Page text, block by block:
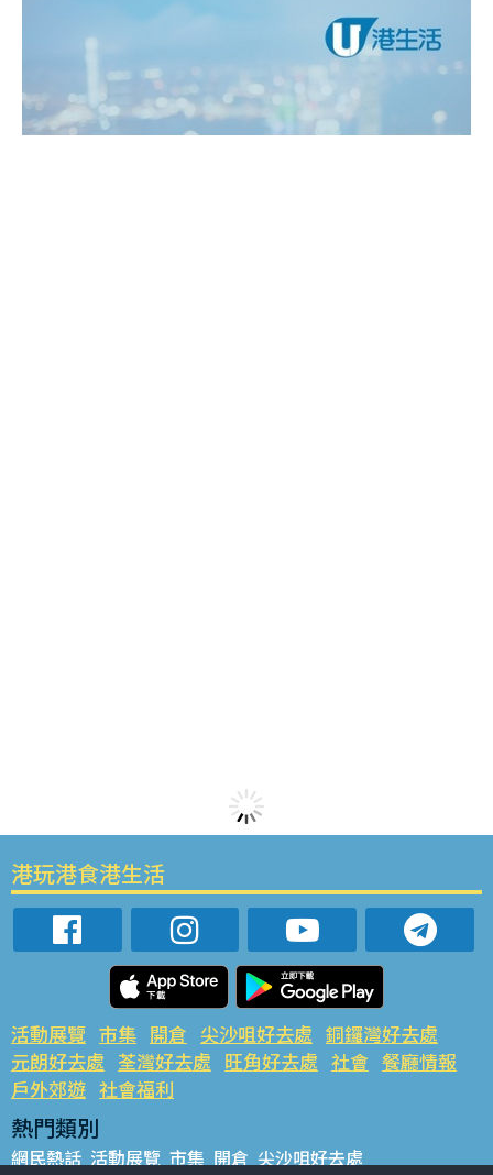
港玩港食港生活
活動展覽 市集 開倉 尖沙咀好去處 銅鑼灣好去處
元朗好去處 荃灣好去處 旺角好去處 社會 餐廳情報
戶外郊遊 社會福利
熱門類別
網民熱話 活動展覽 市集 開倉 尖沙咀好去處